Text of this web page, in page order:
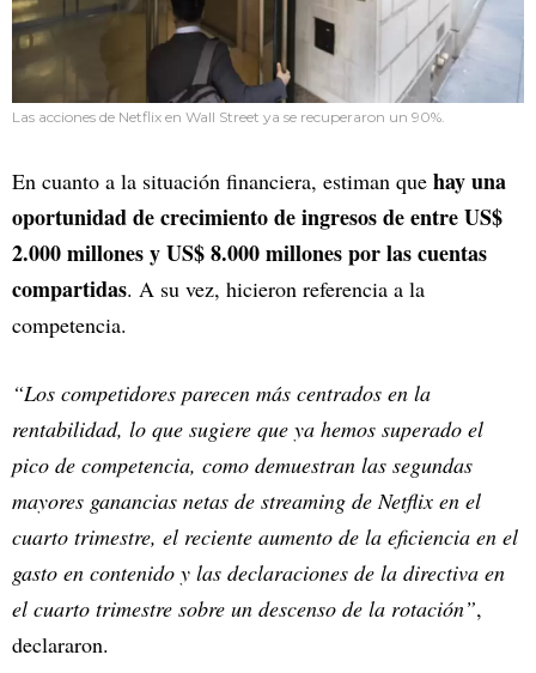
Las acciones de Netflix en Wall Street ya se recuperaron un 90%.
En cuanto a la situación financiera, estiman que hay una
oportunidad de crecimiento de ingresos de entre US$
2.000 millones y US$ 8.000 millones por las cuentas
compartidas. A su vez, hicieron referencia a la
competencia.
“Los competidores parecen más centrados en la
rentabilidad, lo que sugiere que ya hemos superado el
pico de competencia, como demuestran las segundas
mayores ganancias netas de streaming de Netflix en el
cuarto trimestre, el reciente aumento de la eficiencia en el
gasto en contenido y las declaraciones de la directiva en
el cuarto trimestre sobre un descenso de la rotación”,
declararon.